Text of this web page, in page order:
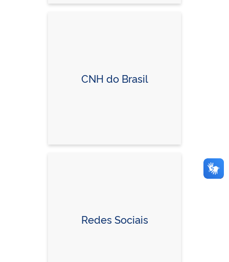
CNH do Brasil
Redes Sociais